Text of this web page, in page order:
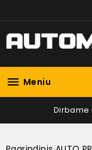
 Meniu
Dirbame